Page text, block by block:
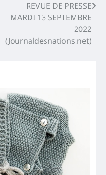
REVUE DE PRESSE
MARDI 13 SEPTEMBRE
2022
(Journaldesnations.net)